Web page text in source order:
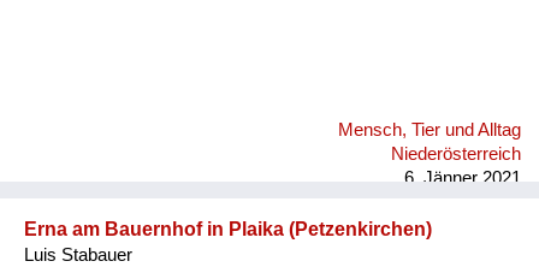
Mensch, Tier und Alltag
Niederösterreich
6. Jänner 2021
Erna am Bauernhof in Plaika (Petzenkirchen)
Luis Stabauer